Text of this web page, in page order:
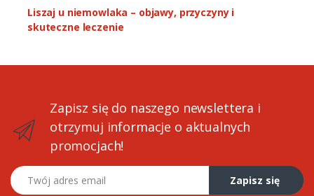
Liszaj u niemowlaka – objawy, przyczyny i
skuteczne leczenie
Zapisz się do naszego newslettera i
otrzymuj informacje o aktualnych
promocjach!
Twój adres email
Zapisz się